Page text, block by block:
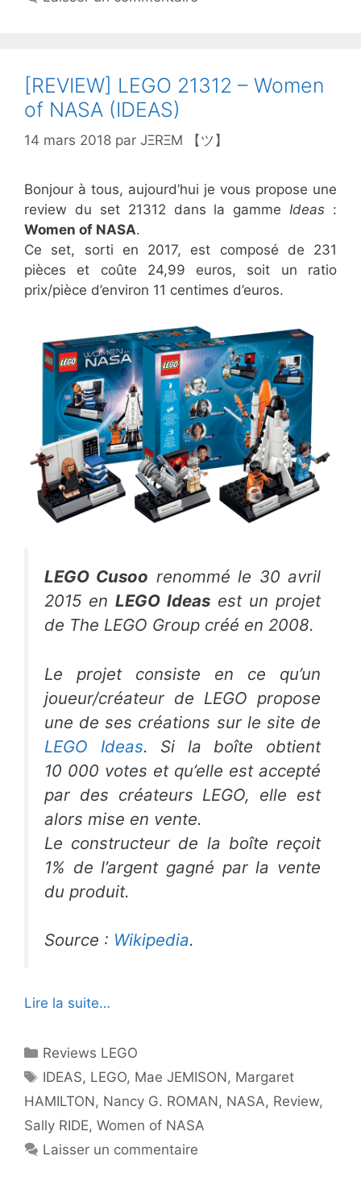
[REVIEW] LEGO 21312 – Women
of NASA (IDEAS)
14 mars 2018 par JΞRΞM 【ツ】
Bonjour à tous, aujourd’hui je vous propose une
review du set 21312 dans la gammeIdeas :
Women of NASA.
Ce set, sorti en 2017, est composé de 231
pièces et coûte 24,99 euros, soit un ratio
prix/pièce d’environ 11 centimes d’euros.
LEGO Cusoo renommé le 30 avril
2015 en LEGO Ideas est un projet
de The LEGO Group créé en 2008.
Le projet consiste en ce qu’un
joueur/créateur de LEGO propose
une de ses créations sur le site de
LEGO Ideas. Si la boîte obtient
10 000 votes et qu’elle est accepté
par des créateurs LEGO, elle est
alors mise en vente.
Le constructeur de la boîte reçoit
1% de l’argent gagné par la vente
du produit.
Source : Wikipedia.
Lire la suite…
Catégories
Reviews LEGO
Étiquettes
IDEAS, LEGO, Mae JEMISON, Margaret
HAMILTON, Nancy G. ROMAN, NASA, Review,
Sally RIDE, Women of NASA
Laisser un commentaire